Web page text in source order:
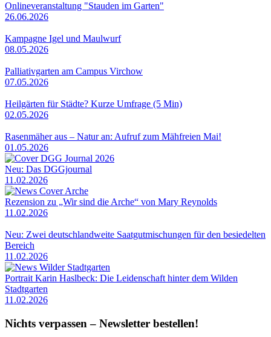
Onlineveranstaltung "Stauden im Garten"
26.06.2026
Kampagne Igel und Maulwurf
08.05.2026
Palliativgarten am Campus Virchow
07.05.2026
Heilgärten für Städte? Kurze Umfrage (5 Min)
02.05.2026
Rasenmäher aus – Natur an: Aufruf zum Mähfreien Mai!
01.05.2026
Neu: Das DGGjournal
11.02.2026
Rezension zu „Wir sind die Arche“ von Mary Reynolds
11.02.2026
Neu: Zwei deutschlandweite Saatgutmischungen für den besiedelten
Bereich
11.02.2026
Portrait Karin Haslbeck: Die Leidenschaft hinter dem Wilden
Stadtgarten
11.02.2026
Nichts verpassen – Newsletter bestellen!